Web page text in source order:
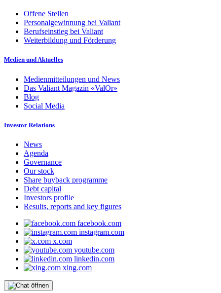
Offene Stellen
Personalgewinnung bei Valiant
Berufseinstieg bei Valiant
Weiterbildung und Förderung
Medien und Aktuelles
Medienmitteilungen und News
Das Valiant Magazin «ValOr»
Blog
Social Media
Investor Relations
News
Agenda
Governance
Our stock
Share buyback programme
Debt capital
Investors profile
Results, reports and key figures
facebook.com
instagram.com
x.com
youtube.com
linkedin.com
xing.com